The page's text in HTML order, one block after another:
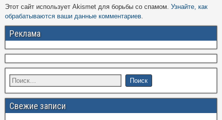
Этот сайт использует Akismet для борьбы со спамом. Узнайте, как
обрабатываются ваши данные комментариев.
Реклама
Свежие записи